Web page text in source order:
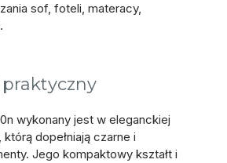
sof, foteli, materacy,
wykonany jest w eleganckiej
dopełniają czarne i
Jego kompaktowy kształt i